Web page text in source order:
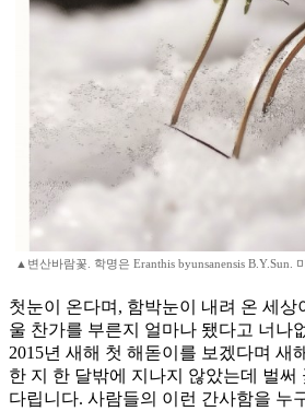
▲변산바람꽃. 학명은 Eranthis byunsanensis B.Y.Sun.
첫눈이 온다며, 함박눈이 내려 온 세상
울 찬가를 부른지 얼마나 됐다고 너나
2015년 새해 첫 해돋이를 보겠다며 새
한 지 한 달밖에 지나지 않았는데 벌써
다립니다. 사람들의 이런 간사함을 누